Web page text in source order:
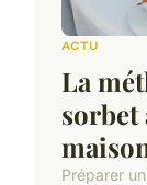
ACTU
La
Préparer